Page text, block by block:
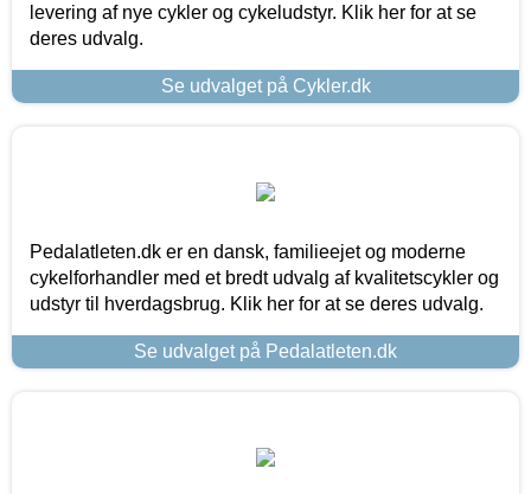
levering af nye cykler og cykeludstyr. Klik her for at se
deres udvalg.
Se udvalget på Cykler.dk
Pedalatleten.dk er en dansk, familieejet og moderne
cykelforhandler med et bredt udvalg af kvalitetscykler og
udstyr til hverdagsbrug. Klik her for at se deres udvalg.
Se udvalget på Pedalatleten.dk